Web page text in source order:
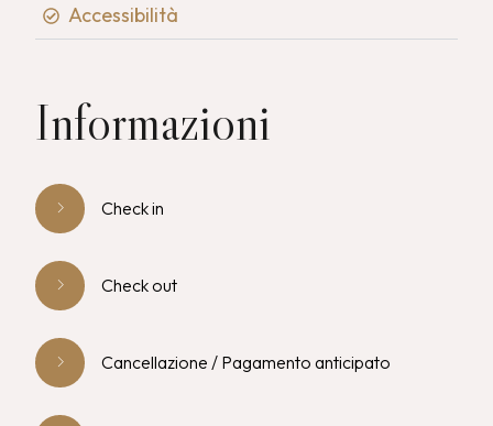
Accessibilità
Informazioni
Check in
Check out
Cancellazione / Pagamento anticipato